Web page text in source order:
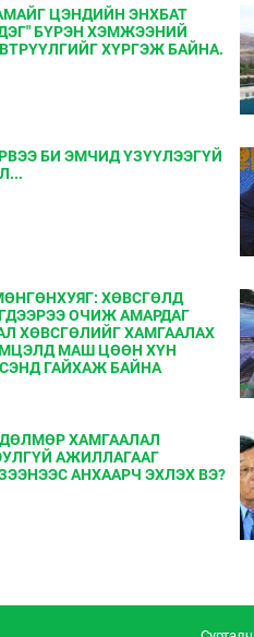
ЦЭНДИЙН ЭНХБАТ
БҮРЭН ХЭМЖЭЭНИЙ
ХҮРГЭЖ БАЙНА.
БИ ЭМЧИД ҮЗҮҮЛЭЭГҮЙ
ХӨВСГӨЛД
ОЧИЖ АМАРДАГ
ХӨВСГӨЛИЙГ ХАМГААЛАХ
МАШ ЦӨӨН ХҮН
ГАЙХАЖ БАЙНА
ХАМГААЛАЛ
АЖИЛЛАГААГ
АНХААРЧ ЭХЛЭХ ВЭ?